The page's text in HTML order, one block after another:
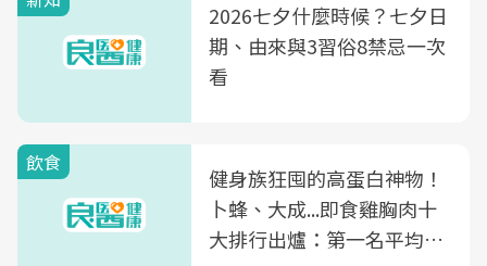
2026七夕什麼時候？七夕日
期、由來與3習俗8禁忌一次
看
飲食
健身族狂囤的高蛋白神物！
卜蜂、大成...即食雞胸肉十
大排行出爐：第一名平均一